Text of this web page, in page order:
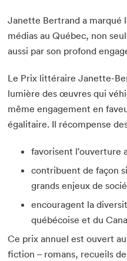
Janette Bertrand a marqué
médias au Québec, non
aussi par son profond
Le Prix littéraire Janette-
lumière des œuvres qui
même engagement en
égalitaire. Il récompense
favorisent l'ouverture
contribuent de façon
grands enjeux de
encouragent la
québécoise et du
Ce prix annuel est ouvert
fiction – romans, recueils